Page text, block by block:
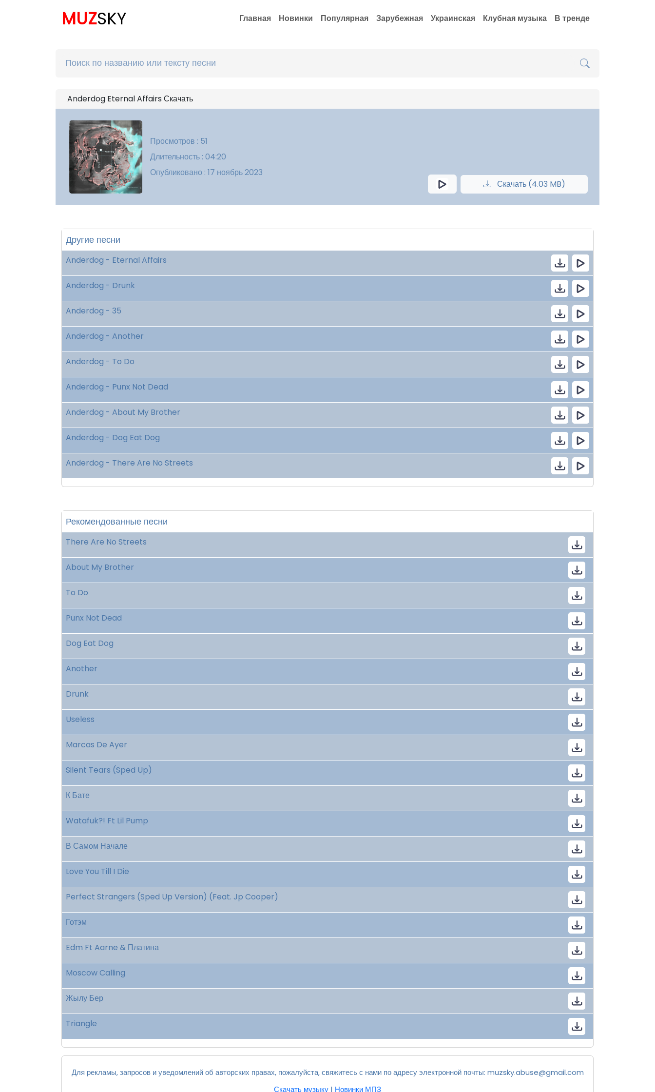
MUZSKY Главная Новинки Популярная Зарубежная Украинская Клубная музыка В тренде
Anderdog Eternal Affairs Скачать
Просмотров : 51
Длительность : 04:20
Опубликовано : 17 ноябрь 2023
Скачать (4.03 MB)
Другие песни
Anderdog - Eternal Affairs
Anderdog - Drunk
Anderdog - 35
Anderdog - Another
Anderdog - To Do
Anderdog - Punx Not Dead
Anderdog - About My Brother
Anderdog - Dog Eat Dog
Anderdog - There Are No Streets
Рекомендованные песни
There Are No Streets
About My Brother
To Do
Punx Not Dead
Dog Eat Dog
Another
Drunk
Useless
Marcas De Ayer
Silent Tears (Sped Up)
К Бате
Watafuk?! Ft Lil Pump
В Самом Начале
Love You Till I Die
Perfect Strangers (Sped Up Version) (Feat. Jp Cooper)
Готэм
Edm Ft Aarne & Платина
Moscow Calling
Жылу Бер
Triangle
Для рекламы, запросов и уведомлений об авторских правах, пожалуйста, свяжитесь с нами по адресу электронной почты: muzsky.abuse@gmail.com
Скачать музыку | Новинки МП3